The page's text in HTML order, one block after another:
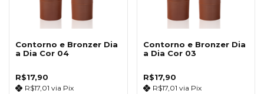
Contorno e Bronzer Dia
a Dia Cor 04
R$17,90
R$17,01 via Pix
Contorno e Bronzer Dia
a Dia Cor 03
R$17,90
R$17,01 via Pix